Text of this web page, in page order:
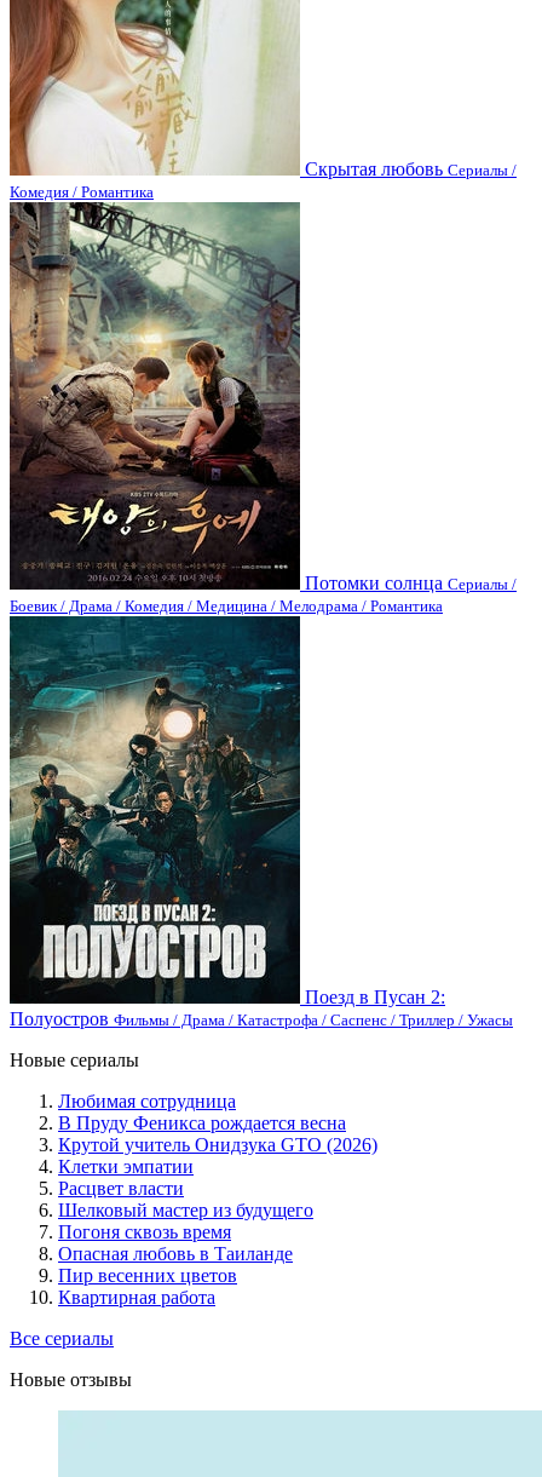
Скрытая любовь Сериалы /
Комедия / Романтика
Потомки солнца Сериалы /
Боевик / Драма / Комедия / Медицина / Мелодрама / Романтика
Поезд в Пусан 2:
Полуостров Фильмы / Драма / Катастрофа / Саспенс / Триллер / Ужасы
Новые сериалы
Любимая сотрудница
В Пруду Феникса рождается весна
Крутой учитель Онидзука GTO (2026)
Клетки эмпатии
Расцвет власти
Шелковый мастер из будущего
Погоня сквозь время
Опасная любовь в Таиланде
Пир весенних цветов
Квартирная работа
Все сериалы
Новые отзывы